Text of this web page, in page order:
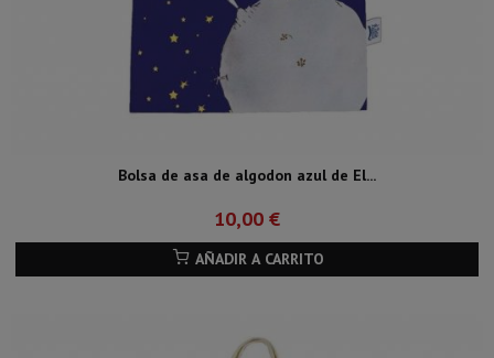
Bolsa de asa de algodon azul de El...
10,00 €
AÑADIR A CARRITO